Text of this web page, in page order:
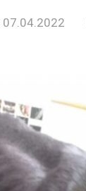
07.04.2022